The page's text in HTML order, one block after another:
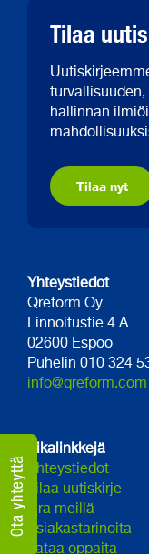
Tilaa
turvallisuuden,
hallinnan
Tilaa nyt
Yhteystiedot
Qreform Oy
Linnoitustie 4 A
02600 Espoo
Puhelin 010 324
info@qreform.com
Pikalinkkejä
Yhteystiedot
Tilaa uutiskirje
Ura meillä
Asiakastarinoita
Lataa oppaita